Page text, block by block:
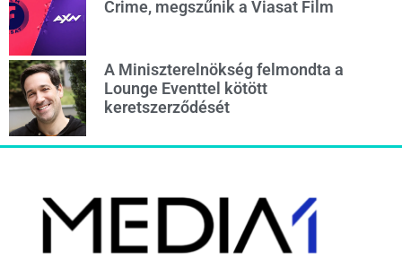
Crime, megszűnik a Viasat Film
A Miniszterelnökség felmondta a
Lounge Eventtel kötött
keretszerződését